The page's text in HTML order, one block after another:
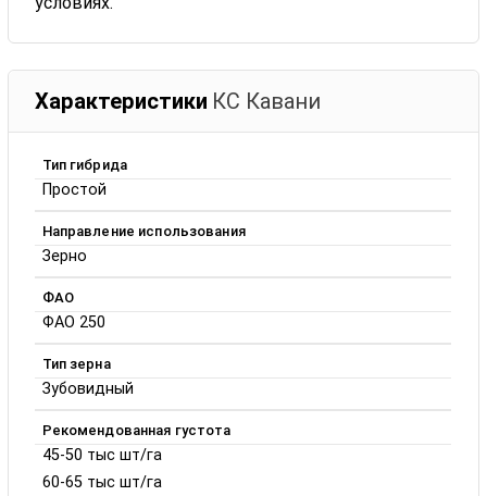
Характеристики КС Кавани
Тип гибрида
Простой
Направление использования
Зерно
ФАО
ФАО 250
Тип зерна
Зубовидный
Рекомендованная густота
45-50 тыс шт/га
60-65 тыс шт/га